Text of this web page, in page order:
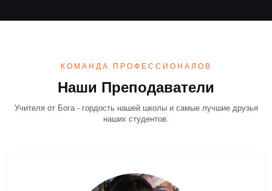
КОМАНДА ПРОФЕССИОНАЛОВ
Наши Преподаватели
Учителя от Бога - гордость нашей школы и самые лучшие друзья
наших студентов.